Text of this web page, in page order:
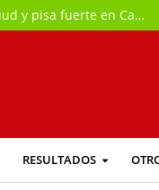
Fonseca eleva el voltaje, desactiva a Ruud y pisa fuerte en Canadá
RESULTADOS